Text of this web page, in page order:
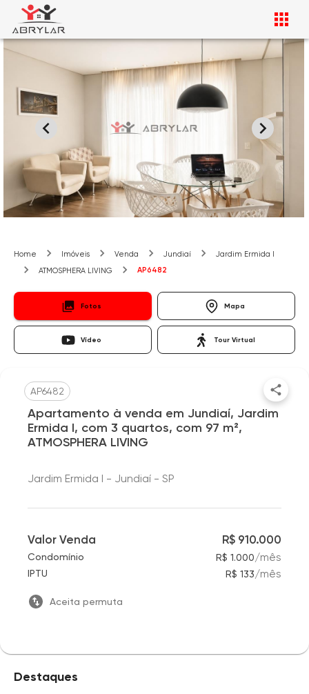
Home Imóveis Venda Jundiaí
Jardim Ermida I
ATMOSPHERA LIVING
AP6482
Fotos Mapa
Vídeo Tour Virtual
AP6482
Apartamento à venda em Jundiaí, Jardim
Ermida I, com 3 quartos, com 97 m²,
ATMOSPHERA LIVING
Jardim Ermida I - Jundiaí - SP
Valor Venda R$ 910.000
Condomínio R$ 1.000/mês
IPTU R$ 133/mês
Aceita permuta
Destaques